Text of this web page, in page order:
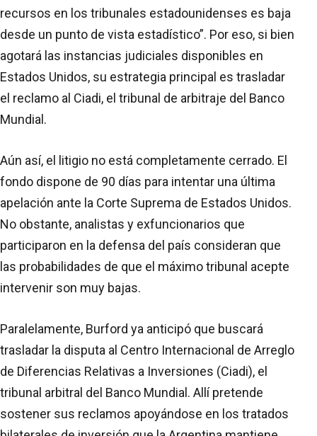
recursos en los tribunales estadounidenses es baja
desde un punto de vista estadístico”. Por eso, si bien
agotará las instancias judiciales disponibles en
Estados Unidos, su estrategia principal es trasladar
el reclamo al Ciadi, el tribunal de arbitraje del Banco
Mundial.
Aún así, el litigio no está completamente cerrado. El
fondo dispone de 90 días para intentar una última
apelación ante la Corte Suprema de Estados Unidos.
No obstante, analistas y exfuncionarios que
participaron en la defensa del país consideran que
las probabilidades de que el máximo tribunal acepte
intervenir son muy bajas.
Paralelamente, Burford ya anticipó que buscará
trasladar la disputa al Centro Internacional de Arreglo
de Diferencias Relativas a Inversiones (Ciadi), el
tribunal arbitral del Banco Mundial. Allí pretende
sostener sus reclamos apoyándose en los tratados